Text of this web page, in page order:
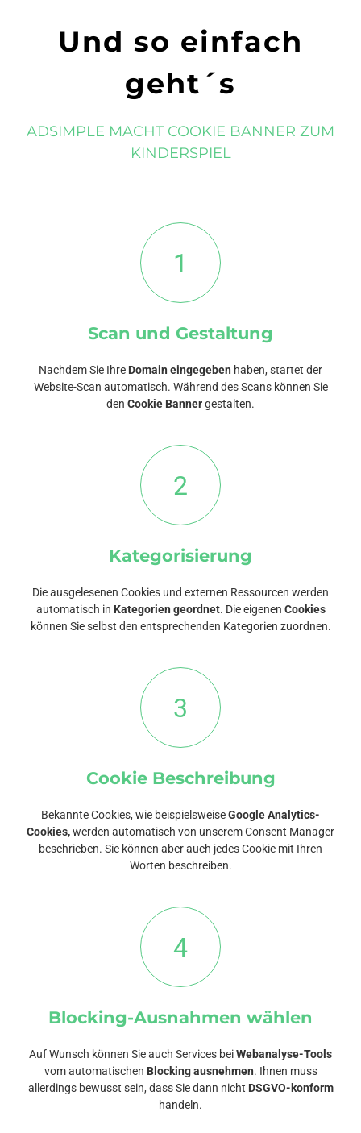
Und so einfach
geht´s
ADSIMPLE MACHT COOKIE BANNER ZUM
KINDERSPIEL
1
Scan und Gestaltung
Nachdem Sie Ihre Domain eingegeben haben, startet der
Website-Scan automatisch. Während des Scans können Sie
den Cookie Bannergestalten.
2
Kategorisierung
Die ausgelesenen Cookies und externen Ressourcen werden
automatisch in Kategorien geordnet. Die eigenen Cookies
können Sie selbst den entsprechenden Kategorien zuordnen.
3
Cookie Beschreibung
Bekannte Cookies, wie beispielsweiseGoogle Analytics-
Cookies,werden automatisch von unserem Consent Manager
beschrieben. Sie können aber auch jedes Cookie mit Ihren
Worten beschreiben.
4
Blocking-Ausnahmen wählen
Auf Wunsch können Sie auch Services beiWebanalyse-Tools
vom automatischen Blocking ausnehmen. Ihnen muss
allerdings bewusst sein, dass Sie dann nicht DSGVO-konform
handeln.